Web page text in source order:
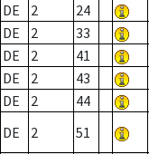
DE
2 24
DE
2 33
DE
2 41
DE
2 43
DE
2 44
DE
2 51